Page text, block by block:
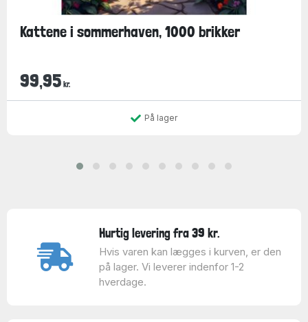
Kattene i sommerhaven, 1000 brikker
99,95 kr.
På lager
Hurtig levering fra 39 kr.
Hvis varen kan lægges i kurven, er den
på lager. Vi leverer indenfor 1-2
hverdage.